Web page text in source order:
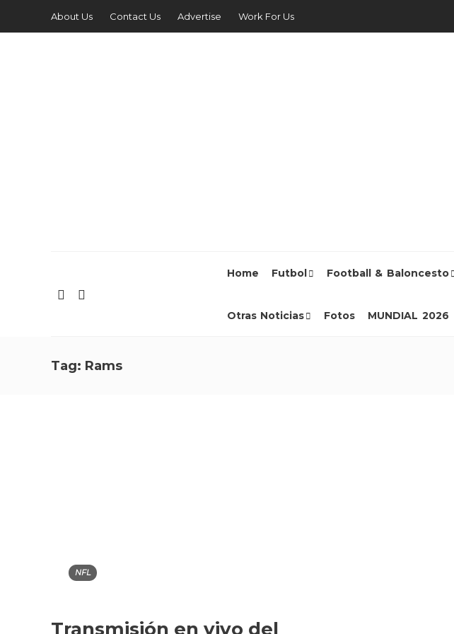
About Us Contact Us Advertise Work For Us
Home Futbol Football & Baloncesto
Otras Noticias Fotos MUNDIAL 2026
Tag: Rams
NFL
Transmisión en vivo del